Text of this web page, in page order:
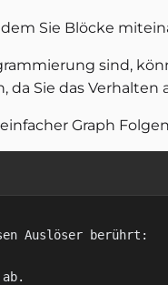
Sie Blöcke
sind,
da Sie das Verhalten
Graph
Auslöser berührt: